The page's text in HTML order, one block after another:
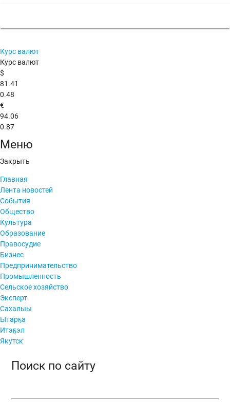
Курс валют
Курс валют
$
81.41
0.48
€
94.06
0.87
Меню
Закрыть
Главная
Лента новостей
События
Общество
Культура
Образование
Правосудие
Бизнес
Предпринимательство
Промышленность
Сельское хозяйство
Эксперт
Сахалыы
Ытарҕа
Итэҕэл
Якутск
Поиск по сайту